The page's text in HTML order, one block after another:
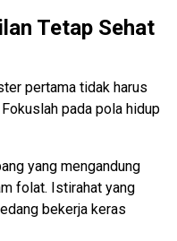
Tetap Sehat
pertama tidak harus
pada pola hidup
yang mengandung
folat. Istirahat yang
bekerja keras